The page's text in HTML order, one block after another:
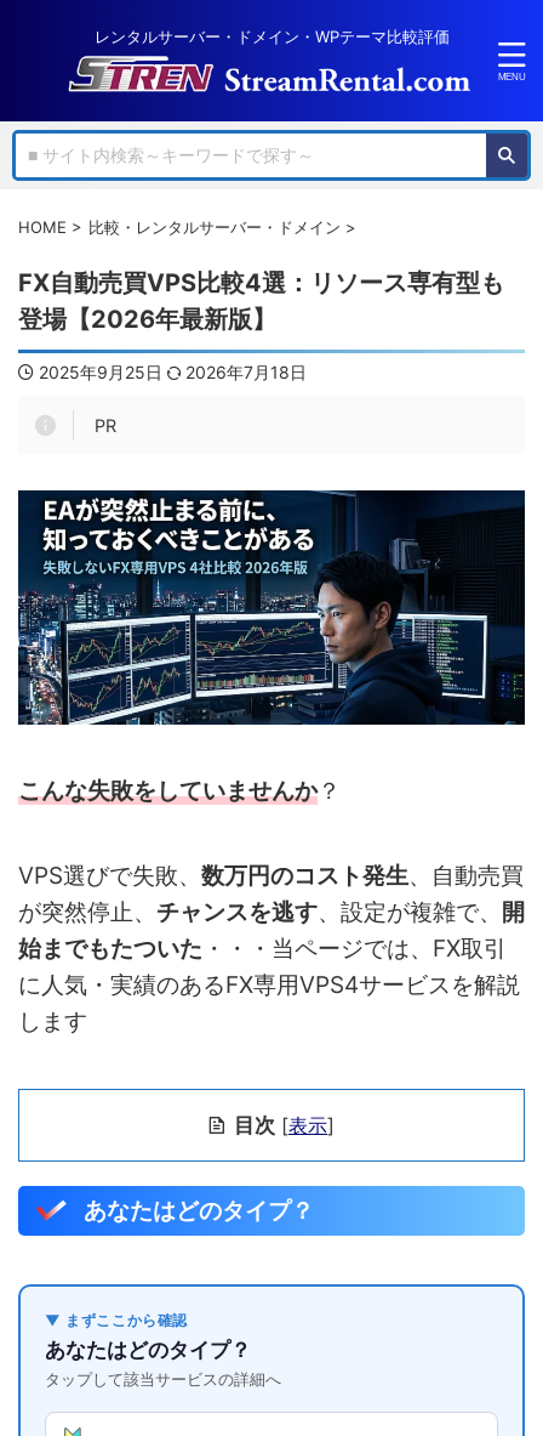
レンタルサーバー・ドメイン・WPテーマ比較評価
HOME > 比較・レンタルサーバー・ドメイン >
FX自動売買VPS比較4選：リソース専有型も
登場【2026年最新版】
2025年9月25日 2026年7月18日
PR
こんな失敗をしていませんか？
VPS選びで失敗、 数万円のコスト発生、自動売買
が突然停止、 チャンスを逃す、設定が複雑で、
開
始までもたついた ・・・当ページでは、FX取引
に人気・実績のあるFX専用VPS4サービスを解説
します
目次 [表示]
あなたはどのタイプ？
▼ まずここから確認
あなたはどのタイプ？
タップして該当サービスの詳細へ